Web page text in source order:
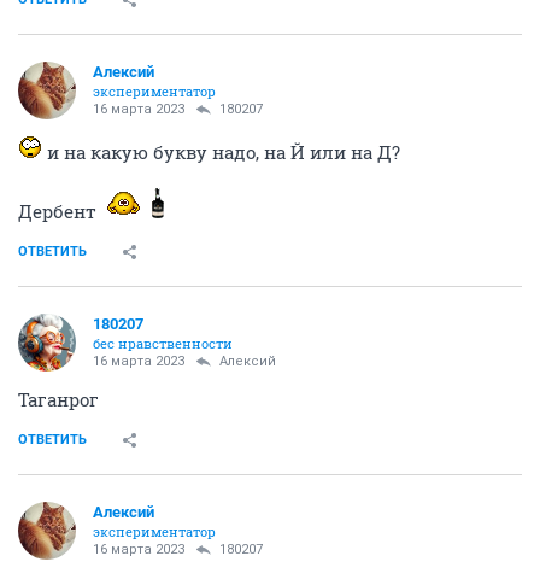
Алексий
экспериментатор
16 марта 2023 180207
и на какую букву надо, на Й или на Д?
Дербент
ОТВЕТИТЬ
180207
бес нравственности
16 марта 2023 Алексий
Таганрог
ОТВЕТИТЬ
Алексий
экспериментатор
16 марта 2023 180207